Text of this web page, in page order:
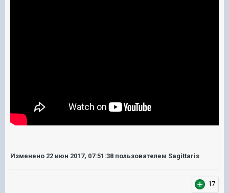
Изменено 22 июн 2017, 07:51:38 пользователем Sagittaris
17